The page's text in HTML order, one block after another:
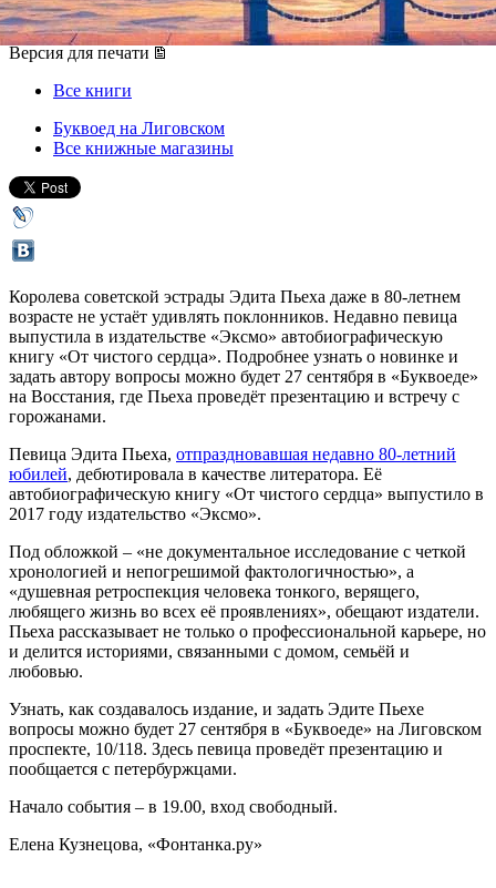
27 сентября 2017, среда
Версия для печати
Все книги
Буквоед на Лиговском
Все книжные магазины
Королева советской эстрады Эдита Пьеха даже в 80-летнем
возрасте не устаёт удивлять поклонников. Недавно певица
выпустила в издательстве «Эксмо» автобиографическую
книгу «От чистого сердца». Подробнее узнать о новинке и
задать автору вопросы можно будет 27 сентября в «Буквоеде»
на Восстания, где Пьеха проведёт презентацию и встречу с
горожанами.
Певица Эдита Пьеха, отпраздновавшая недавно 80-летний
юбилей, дебютировала в качестве литератора. Её
автобиографическую книгу «От чистого сердца» выпустило в
2017 году издательство «Эксмо».
Под обложкой – «не документальное исследование с четкой
хронологией и непогрешимой фактологичностью», а
«душевная ретроспекция человека тонкого, верящего,
любящего жизнь во всех её проявлениях», обещают издатели.
Пьеха рассказывает не только о профессиональной карьере, но
и делится историями, связанными с домом, семьёй и
любовью.
Узнать, как создавалось издание, и задать Эдите Пьехе
вопросы можно будет 27 сентября в «Буквоеде» на Лиговском
проспекте, 10/118. Здесь певица проведёт презентацию и
пообщается с петербуржцами.
Начало события – в 19.00, вход свободный.
Елена Кузнецова, «Фонтанка.ру»